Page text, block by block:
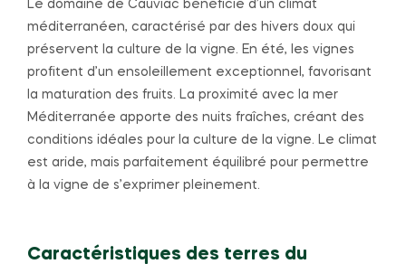
Le domaine de Cauviac bénéficie d’un climat
méditerranéen, caractérisé par des hivers doux qui
préservent la culture de la vigne. En été, les vignes
profitent d’un ensoleillement exceptionnel, favorisant
la maturation des fruits. La proximité avec la mer
Méditerranée apporte des nuits fraîches, créant des
conditions idéales pour la culture de la vigne. Le climat
est aride, mais parfaitement équilibré pour permettre
à la vigne de s’exprimer pleinement.
Caractéristiques des terres du